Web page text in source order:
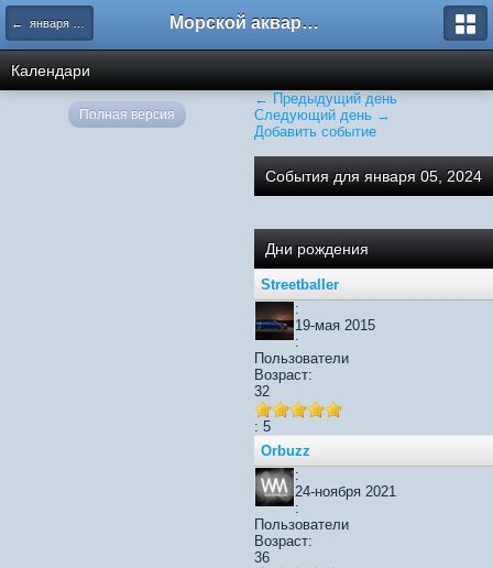
← января 2024 Морской аквариум. Форумы ReefCentral.ru
Календари
← Предыдущий день
Следующий день →
Добавить событие
События для января 05, 2024
Дни рождения
Streetballer
:
19-мая 2015
:
Пользователи
Возраст:
32
: 5
Orbuzz
:
24-ноября 2021
:
Пользователи
Возраст:
36
Полная версия